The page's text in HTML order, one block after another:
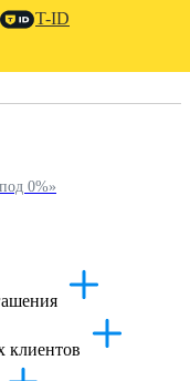
T-ID
0%»
клиентов